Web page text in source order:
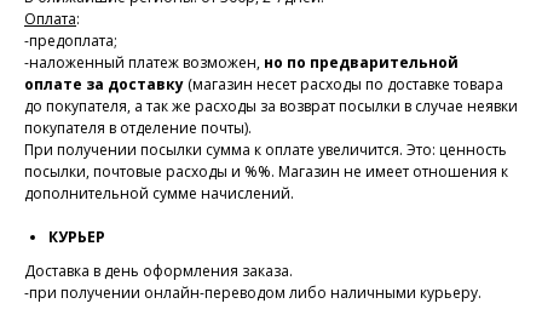
Оплата:
-предоплата;
-наложенный платеж возможен, но по предварительной
оплате за доставку (магазин несет расходы по доставке товара
до покупателя, а так же расходы за возврат посылки в случае неявки
покупателя в отделение почты).
При получении посылки сумма к оплате увеличится. Это: ценность
посылки, почтовые расходы и %%. Магазин не имеет отношения к
дополнительной сумме начислений.
КУРЬЕР
Доставка в день оформления заказа.
-при получении онлайн-переводом либо наличными курьеру.